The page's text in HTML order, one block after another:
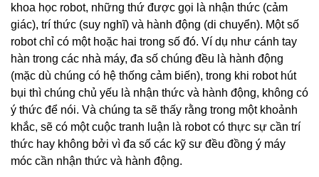
khoa học robot, những thứ được gọi là nhận thức (cảm
giác), trí thức (suy nghĩ) và hành động (di chuyển). Một số
robot chỉ có một hoặc hai trong số đó. Ví dụ như cánh tay
hàn trong các nhà máy, đa số chúng đều là hành động
(mặc dù chúng có hệ thống cảm biến), trong khi robot hút
bụi thì chúng chủ yếu là nhận thức và hành động, không có
ý thức để nói. Và chúng ta sẽ thấy rằng trong một khoảnh
khắc, sẽ có một cuộc tranh luận là robot có thực sự cần trí
thức hay không bởi vì đa số các kỹ sư đều đồng ý máy
móc cần nhận thức và hành động.